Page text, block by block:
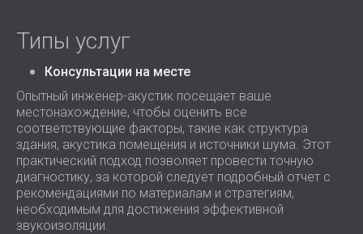
Типы услуг
Консультации на месте
Опытный инженер-акустик посещает ваше
местонахождение, чтобы оценить все
соответствующие факторы, такие как структура
здания, акустика помещения и источники шума. Этот
практический подход позволяет провести точную
диагностику, за которой следует подробный отчет с
рекомендациями по материалам и стратегиям,
необходимым для достижения эффективной
звукоизоляции.